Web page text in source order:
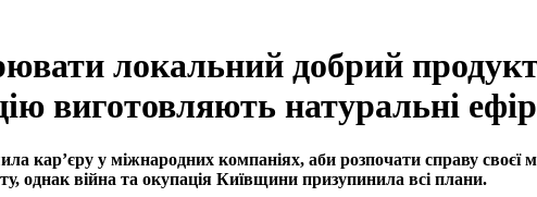
локальний добрий
виготовляють натуральні
кар’єру у міжнародних компаніях, аби розпочати справу своєї
однак війна та окупація Київщини призупинила всі плани.